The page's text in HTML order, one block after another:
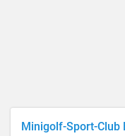
Minigolf-Sport-Club